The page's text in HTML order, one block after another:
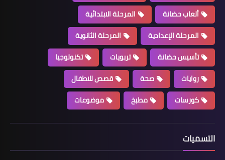
ألعاب حضانة
المرحلة الابتدائية
المرحلة الإعدادية
المرحلة الثانوية
تأسيس حضانة
تربويات
تكنولوجيا
روايات
صحة
قصص للاطفال
كورسات
مطبخ موضوعات
التسميات